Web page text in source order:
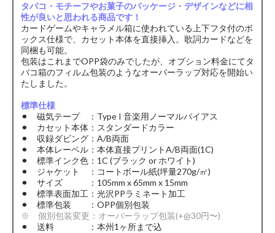
タバコ・モチーフやお菓子のパッケージ・デザインなどに相
性が良いと思われる商品です！
カードゲームやキャラメル箱に使われている上下フタ付のボ
ックス仕様で、カセット本体を直接挿入。歌詞カードなどを
同梱も可能。
包装はこれまでOPP袋のみでしたが、オプション料金にてタ
バコ箱のフィルム包装のようなオーバーラップ対応を開始い
たしました。
標準仕様
⚫︎ 磁気テープ ：Type I 音楽用ノーマルバイアス
⚫︎ カセット本体：スタンダードカラー
⚫︎ 収録ダビング：A/B両面
⚫︎ 本体レーベル：本体直接プリントA/B両面(1C)
⚫︎ 標準インク色：1C (ブラック or ホワイト)
⚫︎ ジャケット ：コートボール紙(坪量270g/㎡)
⚫︎ サイズ ：105mm x 65mm x 15mm
⚫︎ 標準表面加工：光沢PPラミネート加工
⚫︎ 標準包装 ：OPP個別包装
※ 個別包装変更：オーバーラップ包装(+@30円〜)
⚫︎ 送料 ：本州1ヶ所まで込